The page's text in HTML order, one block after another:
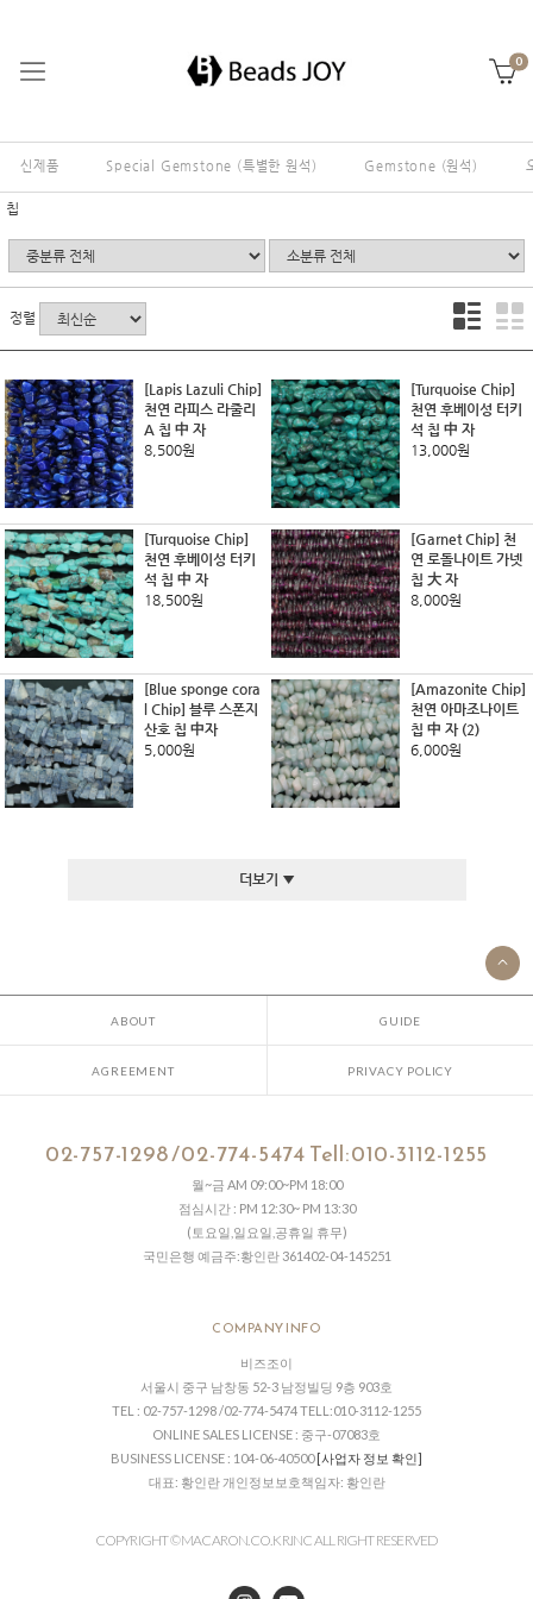
0
신제품 Special Gemstone (특별한 원석) Gemstone (원석)
칩
정렬
[Lapis Lazuli Chip]
천연 라피스 라줄리
A 칩 中 자
8,500원
[Turquoise Chip]
천연 후베이성 터키
석 칩 中 자
13,000원
[Turquoise Chip]
천연 후베이성 터키
석 칩 中 자
18,500원
[Garnet Chip] 천
연 로돌나이트 가넷
칩 大 자
8,000원
[Blue sponge cora
l Chip] 블루 스폰지
산호 칩 中자
5,000원
[Amazonite Chip]
천연 아마조나이트
칩 中 자 (2)
6,000원
더보기 ▼
ABOUT GUIDE
AGREEMENT PRIVACY POLICY
02-757-1298 /02-774-5474 Tell:010-3112-1255
월~금 AM 09:00~PM 18:00
점심시간 : PM 12:30~ PM 13:30
(토요일,일요일,공휴일 휴무)
국민은행 예금주:황인란 361402-04-145251
COMPANY INFO
비즈조이
서울시 중구 남창동 52-3 남정빌딩 9층 903호
TEL : 02-757-1298 /02-774-5474 TELL:010-3112-1255
ONLINE SALES LICENSE : 중구-07083호
BUSINESS LICENSE : 104-06-40500[사업자 정보 확인]
대표: 황인란 개인정보보호책임자: 황인란
COPYRIGHT © MACARON.CO. KR.INC ALL RIGHT RESERVED